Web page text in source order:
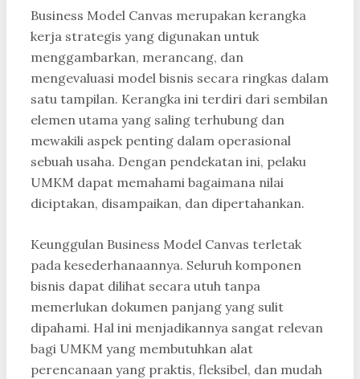
Business Model Canvas merupakan kerangka
kerja strategis yang digunakan untuk
menggambarkan, merancang, dan
mengevaluasi model bisnis secara ringkas dalam
satu tampilan. Kerangka ini terdiri dari sembilan
elemen utama yang saling terhubung dan
mewakili aspek penting dalam operasional
sebuah usaha. Dengan pendekatan ini, pelaku
UMKM dapat memahami bagaimana nilai
diciptakan, disampaikan, dan dipertahankan.
Keunggulan Business Model Canvas terletak
pada kesederhanaannya. Seluruh komponen
bisnis dapat dilihat secara utuh tanpa
memerlukan dokumen panjang yang sulit
dipahami. Hal ini menjadikannya sangat relevan
bagi UMKM yang membutuhkan alat
perencanaan yang praktis, fleksibel, dan mudah